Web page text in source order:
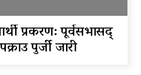
खस्दा ३ वर्षीय बालकको
पहिरो खसेपछि १३ घरधुरी
प्रकरण: पूर्वसभासद्
पुर्जी जारी